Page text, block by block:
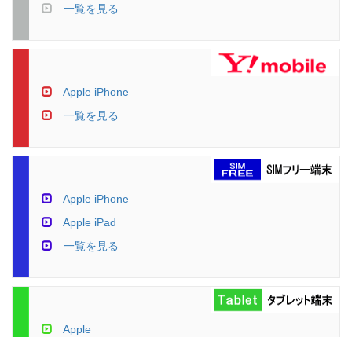
一覧を見る
Apple iPhone
一覧を見る
Apple iPhone
Apple iPad
一覧を見る
Apple